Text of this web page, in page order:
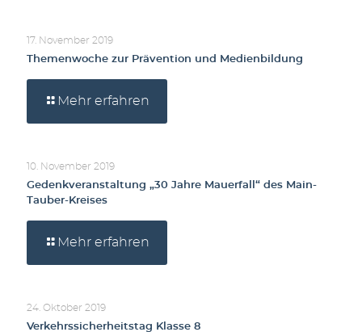
17. November 2019
Themenwoche zur Prävention und Medienbildung
Mehr erfahren
10. November 2019
Gedenkveranstaltung „30 Jahre Mauerfall“ des Main-
Tauber-Kreises
Mehr erfahren
24. Oktober 2019
Verkehrssicherheitstag Klasse 8